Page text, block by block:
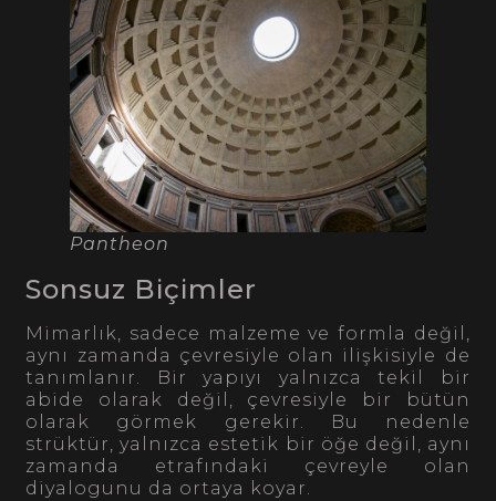
Pantheon
Sonsuz Biçimler
Mimarlık, sadece malzeme ve formla değil,
aynı zamanda çevresiyle olan ilişkisiyle de
tanımlanır. Bir yapıyı yalnızca tekil bir
abide olarak değil, çevresiyle bir bütün
olarak görmek gerekir. Bu nedenle
strüktür, yalnızca estetik bir öğe değil, aynı
zamanda etrafındaki çevreyle olan
diyalogunu da ortaya koyar.